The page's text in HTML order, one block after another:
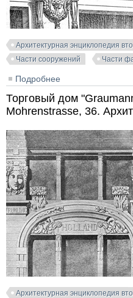
Архитектурная энциклопедия
Части сооружений
Части
Подробнее
Торговый дом
Mohrenstrasse, 36.
Архитектурная энциклопедия